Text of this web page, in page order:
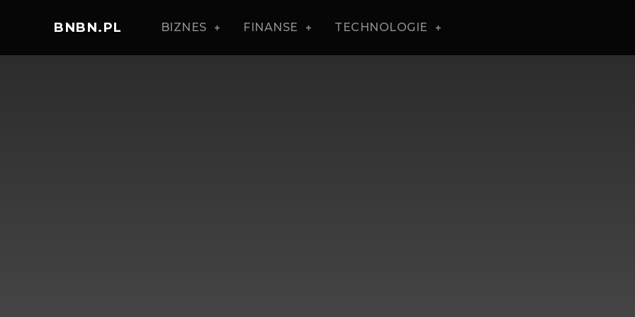
BNBN.PL BIZNES FINANSE TECHNOLOGIE